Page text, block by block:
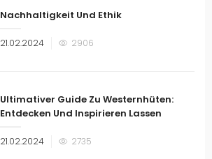
Nachhaltigkeit Und Ethik
Veröffentlicht
21.02.2024 2906
Ultimativer Guide Zu Westernhüten:
Entdecken Und Inspirieren Lassen
Veröffentlicht
21.02.2024 2735